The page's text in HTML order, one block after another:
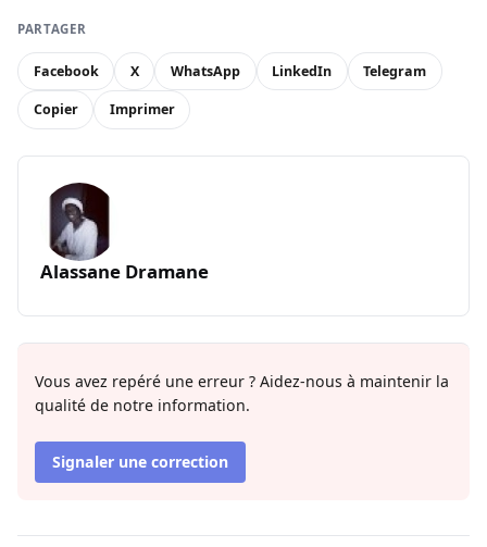
PARTAGER
Facebook X WhatsApp LinkedIn Telegram
Copier Imprimer
Alassane Dramane
Vous avez repéré une erreur ? Aidez-nous à maintenir la
qualité de notre information.
Signaler une correction